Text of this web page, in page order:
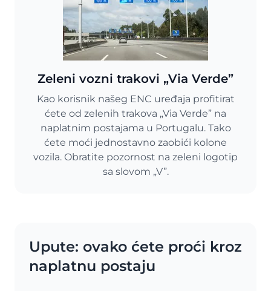
Zeleni vozni trakovi „Via Verde”
Kao korisnik našeg ENC uređaja profitirat
ćete od zelenih trakova „Via Verde” na
naplatnim postajama u Portugalu. Tako
ćete moći jednostavno zaobići kolone
vozila. Obratite pozornost na zeleni logotip
sa slovom „V”.
Upute: ovako ćete proći kroz
naplatnu postaju